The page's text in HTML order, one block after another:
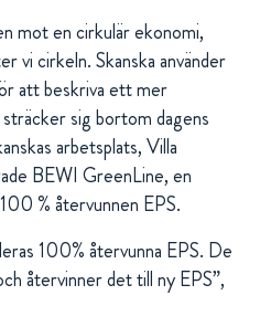
mot en cirkulär ekonomi,
vi cirkeln. Skanska använder
att beskriva ett mer
sig bortom dagens
arbetsplats, Villa
BEWI GreenLine, en
% återvunnen EPS.
100% återvunna EPS. De
återvinner det till ny EPS”,